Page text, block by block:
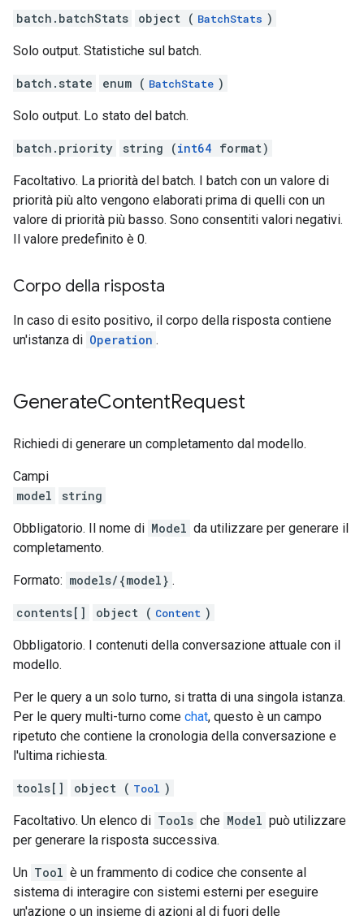
batch.batchStats object ( BatchStats )
Solo output. Statistiche sul batch.
batch.state enum ( BatchState )
Solo output. Lo stato del batch.
batch.priority string (int64 format)
Facoltativo. La priorità del batch. I batch con un valore di
priorità più alto vengono elaborati prima di quelli con un
valore di priorità più basso. Sono consentiti valori negativi.
Il valore predefinito è 0.
Corpo della risposta
In caso di esito positivo, il corpo della risposta contiene
un'istanza di Operation .
GenerateContentRequest
Richiedi di generare un completamento dal modello.
Campi
model
string
Obbligatorio. Il nome di Model da utilizzare per generare il
completamento.
Formato: models/{model} .
contents[] object ( Content )
Obbligatorio. I contenuti della conversazione attuale con il
modello.
Per le query a un solo turno, si tratta di una singola istanza.
Per le query multi-turno come chat, questo è un campo
ripetuto che contiene la cronologia della conversazione e
l'ultima richiesta.
tools[] object ( Tool )
Facoltativo. Un elenco di Tools che Model può utilizzare
per generare la risposta successiva.
Un Tool è un frammento di codice che consente al
sistema di interagire con sistemi esterni per eseguire
un'azione o un insieme di azioni al di fuori delle